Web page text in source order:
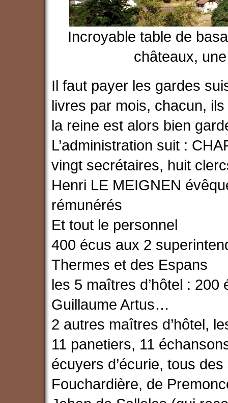
Incroyable table de
châteaux,
Il faut payer les gardes
livres par mois, chacun,
la reine est alors bien
L’administration suit :
vingt secrétaires, huit
Henri LE MEIGNEN
rémunérés
Et tout le personnel
400 écus aux 2
Thermes et des Espans
les 5 maîtres d’hôtel :
Guillaume Artus…
2 autres maîtres d’hôtel,
11 panetiers, 11
écuyers d’écurie, tous
Fouchardière, de